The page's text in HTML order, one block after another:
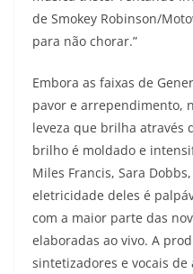
de Smokey Robinson/
para não chorar.”
Embora as faixas de
pavor e arrependimento,
leveza que brilha através
brilho é moldado e
Miles Francis, Sara
eletricidade deles é
com a maior parte das
elaboradas ao vivo. A
sintetizadores e vocais